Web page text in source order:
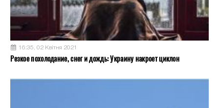
16:35, 02 Квітня 2021
Резкое похолодание, снег и дождь: Украину накроет циклон